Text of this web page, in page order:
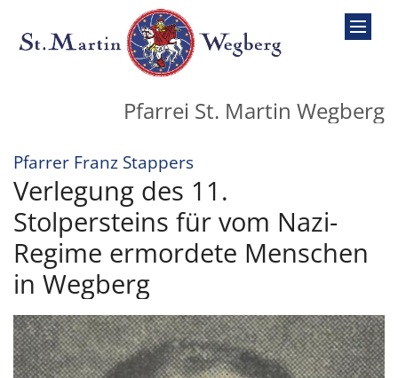
Zum Inhalt springen
Pfarrei St. Martin Wegberg
Pfarrer Franz Stappers:
Verlegung des 11.
Stolpersteins für vom Nazi-
Regime ermordete Menschen
in Wegberg